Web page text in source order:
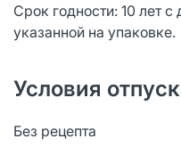
Срок годности: 10 лет
указанной на упаковке.
Условия
Без рецепта